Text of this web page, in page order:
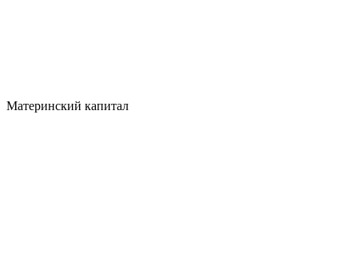
Материнский капитал